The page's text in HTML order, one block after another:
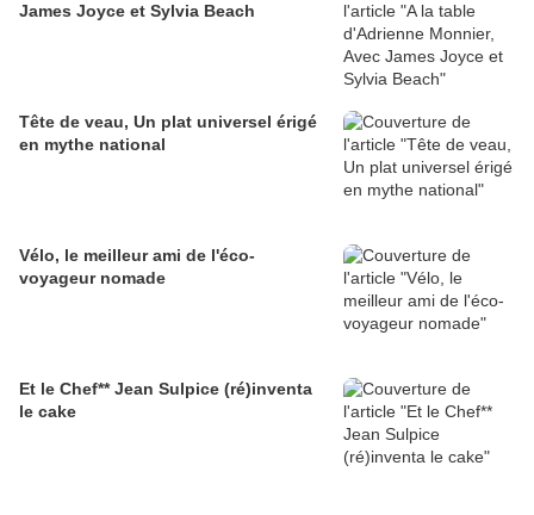
James Joyce et Sylvia Beach
Tête de veau, Un plat universel érigé
en mythe national
Vélo, le meilleur ami de l'éco-
voyageur nomade
Et le Chef** Jean Sulpice (ré)inventa
le cake